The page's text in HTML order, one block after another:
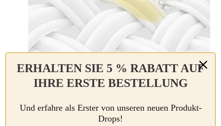
✨Geltungsbereich
Kleine weiße Schuhe, Reiseschuhe,
Ledertaschen, Autoinnenausstattung usw.
ERHALTEN SIE 5 % RABATT AUF
IHRE ERSTE BESTELLUNG
Und erfahre als Erster von unseren neuen Produkt-
Drops!